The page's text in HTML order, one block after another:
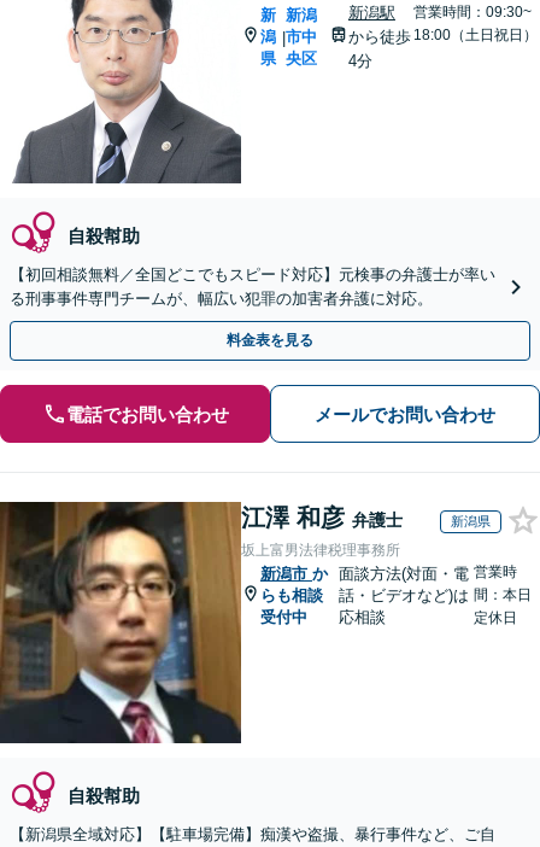
新
潟
県
|
新潟
市中
央区
新潟駅
から徒歩
4分
営業時間：09:30~
18:00（土日祝日）
自殺幇助
【初回相談無料／全国どこでもスピード対応】元検事の弁護士が率い
る刑事事件専門チームが、幅広い犯罪の加害者弁護に対応。
料金表を見る
電話でお問い合わせ メールでお問い合わせ
江澤 和彦 弁護士 新潟県
坂上富男法律税理事務所
新潟市 か
らも相談
受付中
面談方法(対面・電
話・ビデオなど)は
応相談
営業時
間：本日
定休日
自殺幇助
【新潟県全域対応】【駐車場完備】痴漢や盗撮、暴行事件など、ご自